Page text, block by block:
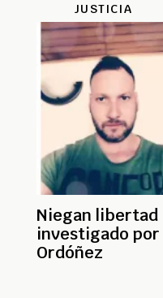
JUSTICIA
Niegan
investigado
Ordóñez